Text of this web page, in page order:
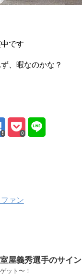
です
、暇なのかな？
0
ァン
室屋義秀選手のサイン
ゲット〜！